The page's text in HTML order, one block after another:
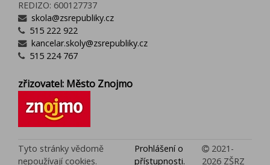
REDIZO: 600127737
skola@zsrepubliky.cz
515 222 922
kancelar.skoly@zsrepubliky.cz
515 224 767
zřizovatel: Město Znojmo
Tyto stránky vědomě
nepoužívají cookies.
Prohlášení o
přístupnosti.
2021-
2026 ZŠRZ